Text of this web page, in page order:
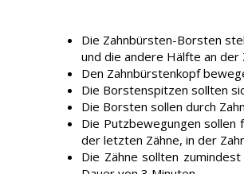
Die Zahnbürsten-Borsten
und die andere Hälfte an der
Den Zahnbürstenkopf
Die Borstenspitzen sollten
Die Borsten sollen durch
Die Putzbewegungen sollen
der letzten Zähne, in der
Die Zähne sollten